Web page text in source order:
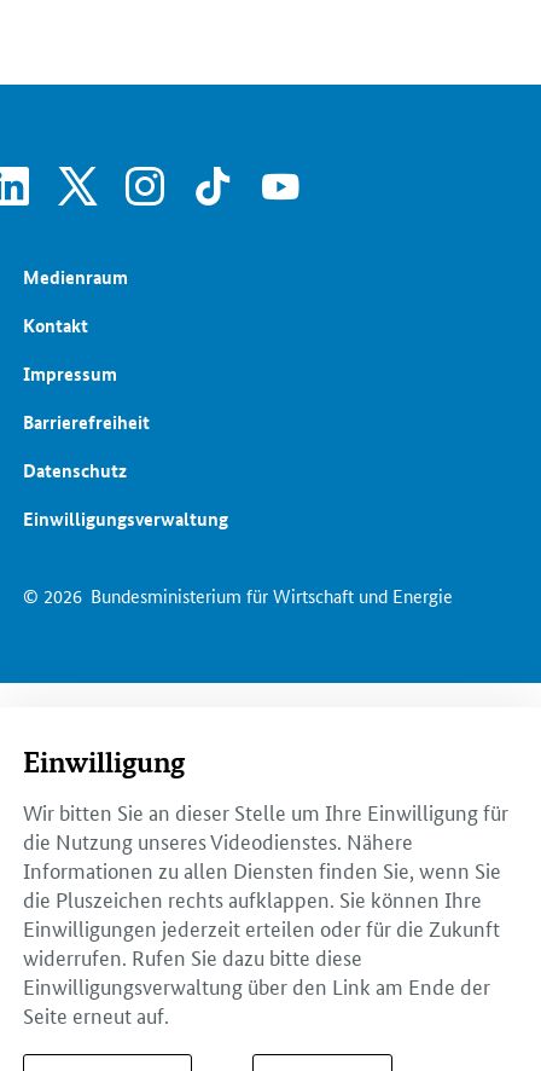
SrOnlyServicemenü
linkedin instagram tiktok youtube
© 2026 Bundesministerium für Wirtschaft und Energie
Medienraum
Kontakt
Impressum
Barrierefreiheit
Datenschutz
Einwilligungsverwaltung
Einwilligung
Wir bitten Sie an dieser Stelle um Ihre Einwilligung für
die Nutzung unseres Videodienstes. Nähere
Informationen zu allen Diensten finden Sie, wenn Sie
die Pluszeichen rechts aufklappen. Sie können Ihre
Einwilligungen jederzeit erteilen oder für die Zukunft
widerrufen. Rufen Sie dazu bitte diese
Einwilligungsverwaltung über den Link am Ende der
Seite erneut auf.